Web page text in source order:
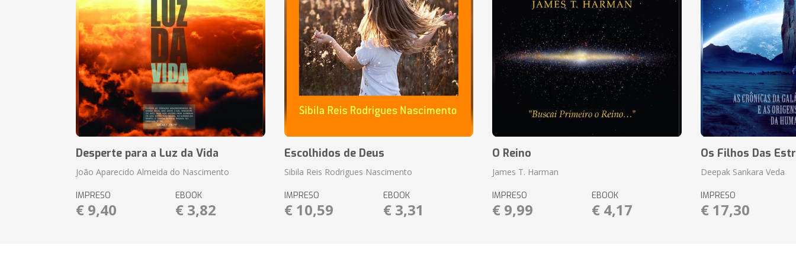
Desperte para a Luz da Vida
João Aparecido Almeida do Nascimento
IMPRESO
€ 9,40
EBOOK
€ 3,82
Escolhidos de Deus
Sibila Reis Rodrigues Nascimento
IMPRESO
€ 10,59
EBOOK
€ 3,31
O Reino
James T. Harman
IMPRESO
€ 9,99
EBOOK
€ 4,17
Os Filhos Das
Deepak Sankara Veda
IMPRESO
€ 17,30